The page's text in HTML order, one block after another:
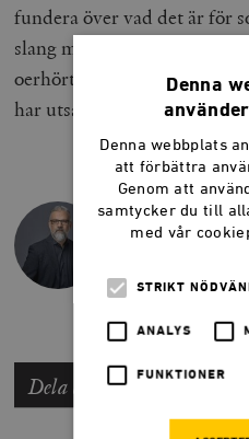
fundera över vad det är för
slang med. Men framför
oerhört bedrägeri
har utsatt dem för.
JOHAN
USA-kännare
Dela artikeln
Denna
Denna webbplats
att förbättra
Genom att
samtycker du till
med vår
STRIKT
ANALYS
FUNKTIONER